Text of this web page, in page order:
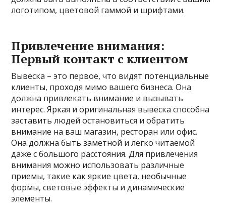
логотипом, цветовой гаммой и шрифтами.
Привлечение внимания:
Первый контакт с клиентом
Вывеска – это первое, что видят потенциальные
клиенты, проходя мимо вашего бизнеса. Она
должна привлекать внимание и вызывать
интерес. Яркая и оригинальная вывеска способна
заставить людей остановиться и обратить
внимание на ваш магазин, ресторан или офис.
Она должна быть заметной и легко читаемой
даже с большого расстояния. Для привлечения
внимания можно использовать различные
приемы, такие как яркие цвета, необычные
формы, световые эффекты и динамические
элементы.